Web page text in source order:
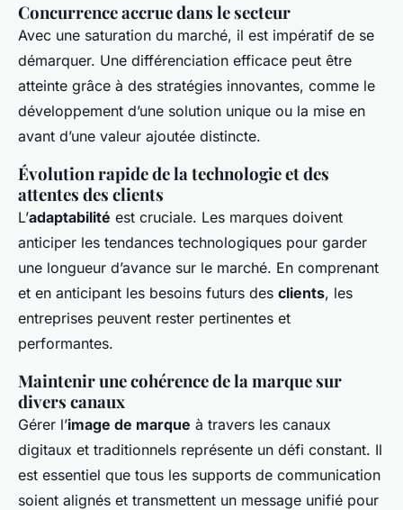
Concurrence accrue dans le secteur
Avec une saturation du marché, il est impératif de se
démarquer. Une différenciation efficace peut être
atteinte grâce à des stratégies innovantes, comme le
développement d’une solution unique ou la mise en
avant d’une valeur ajoutée distincte.
Évolution rapide de la technologie et des
attentes des clients
L’adaptabilité est cruciale. Les marques doivent
anticiper les tendances technologiques pour garder
une longueur d’avance sur le marché. En comprenant
et en anticipant les besoins futurs des clients, les
entreprises peuvent rester pertinentes et
performantes.
Maintenir une cohérence de la marque sur
divers canaux
Gérer l’image de marque à travers les canaux
digitaux et traditionnels représente un défi constant. Il
est essentiel que tous les supports de communication
soient alignés et transmettent un message unifié pour